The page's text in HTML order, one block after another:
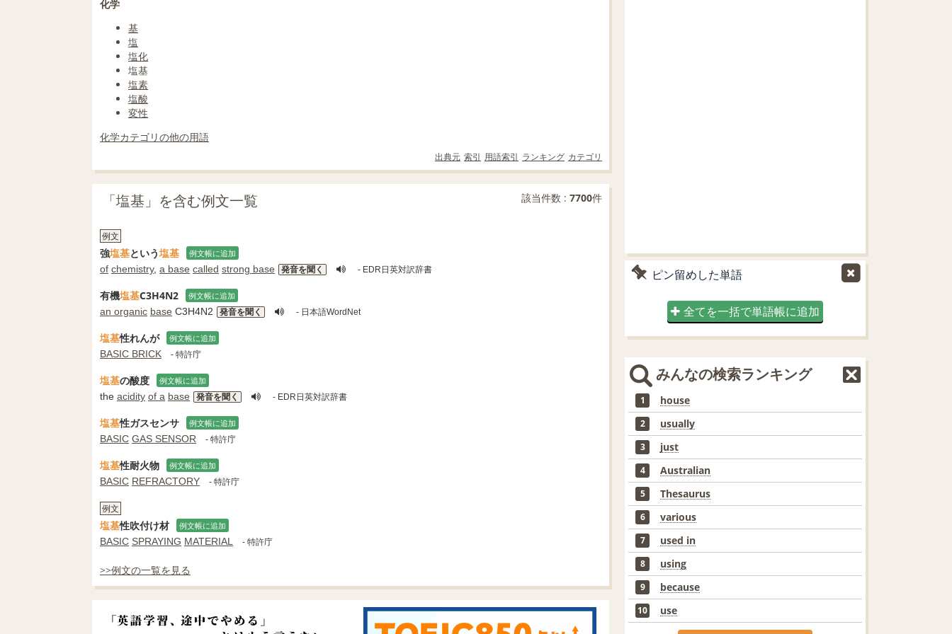
化学
基
塩
塩化
塩基
塩素
塩酸
変性
化学カテゴリの他の用語
出典元 索引 用語索引 ランキング カテゴリ
「塩基」を含む例文一覧 該当件数 : 7700件
例文
強塩基という塩基 例文帳に追加
of chemistry, a base called strong base 発音を聞く - EDR日英対訳辞書
有機塩基C3H4N2 例文帳に追加
an organic base C3H4N2 発音を聞く - 日本語WordNet
塩基性れんが 例文帳に追加
BASIC BRICK - 特許庁
塩基の酸度 例文帳に追加
the acidity of a base 発音を聞く - EDR日英対訳辞書
塩基性ガスセンサ 例文帳に追加
BASIC GAS SENSOR - 特許庁
塩基性耐火物 例文帳に追加
BASIC REFRACTORY - 特許庁
例文
塩基性吹付け材 例文帳に追加
BASIC SPRAYING MATERIAL - 特許庁
>>例文の一覧を見る
ピン留めした単語
全てを一括で単語帳に追加
みんなの検索ランキング
1 house
2 usually
3 just
4 Australian
5 Thesaurus
6 various
7 used in
8 using
9 because
10 use